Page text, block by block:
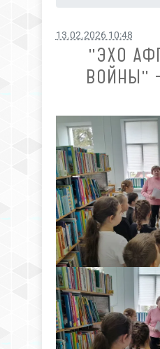
13.02.2026 10:48
"ЭХО
ВОЙНЫ"